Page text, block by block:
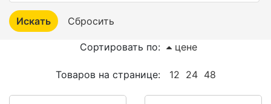
Сортировать по: цене
Товаров на странице: 12 24 48